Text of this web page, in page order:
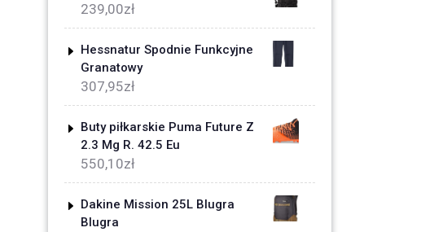
239,00zł
Hessnatur Spodnie Funkcyjne
Granatowy
307,95zł
Buty piłkarskie Puma Future Z
2.3 Mg R. 42.5 Eu
550,10zł
Dakine Mission 25L Blugra
Blugra